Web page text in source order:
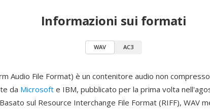
Informazioni sui formati
WAV AC3
Audio File Format) è un contenitore audio non
da Microsoft e IBM, pubblicato per la prima volta
sul Resource Interchange File Format (RIFF), WAV